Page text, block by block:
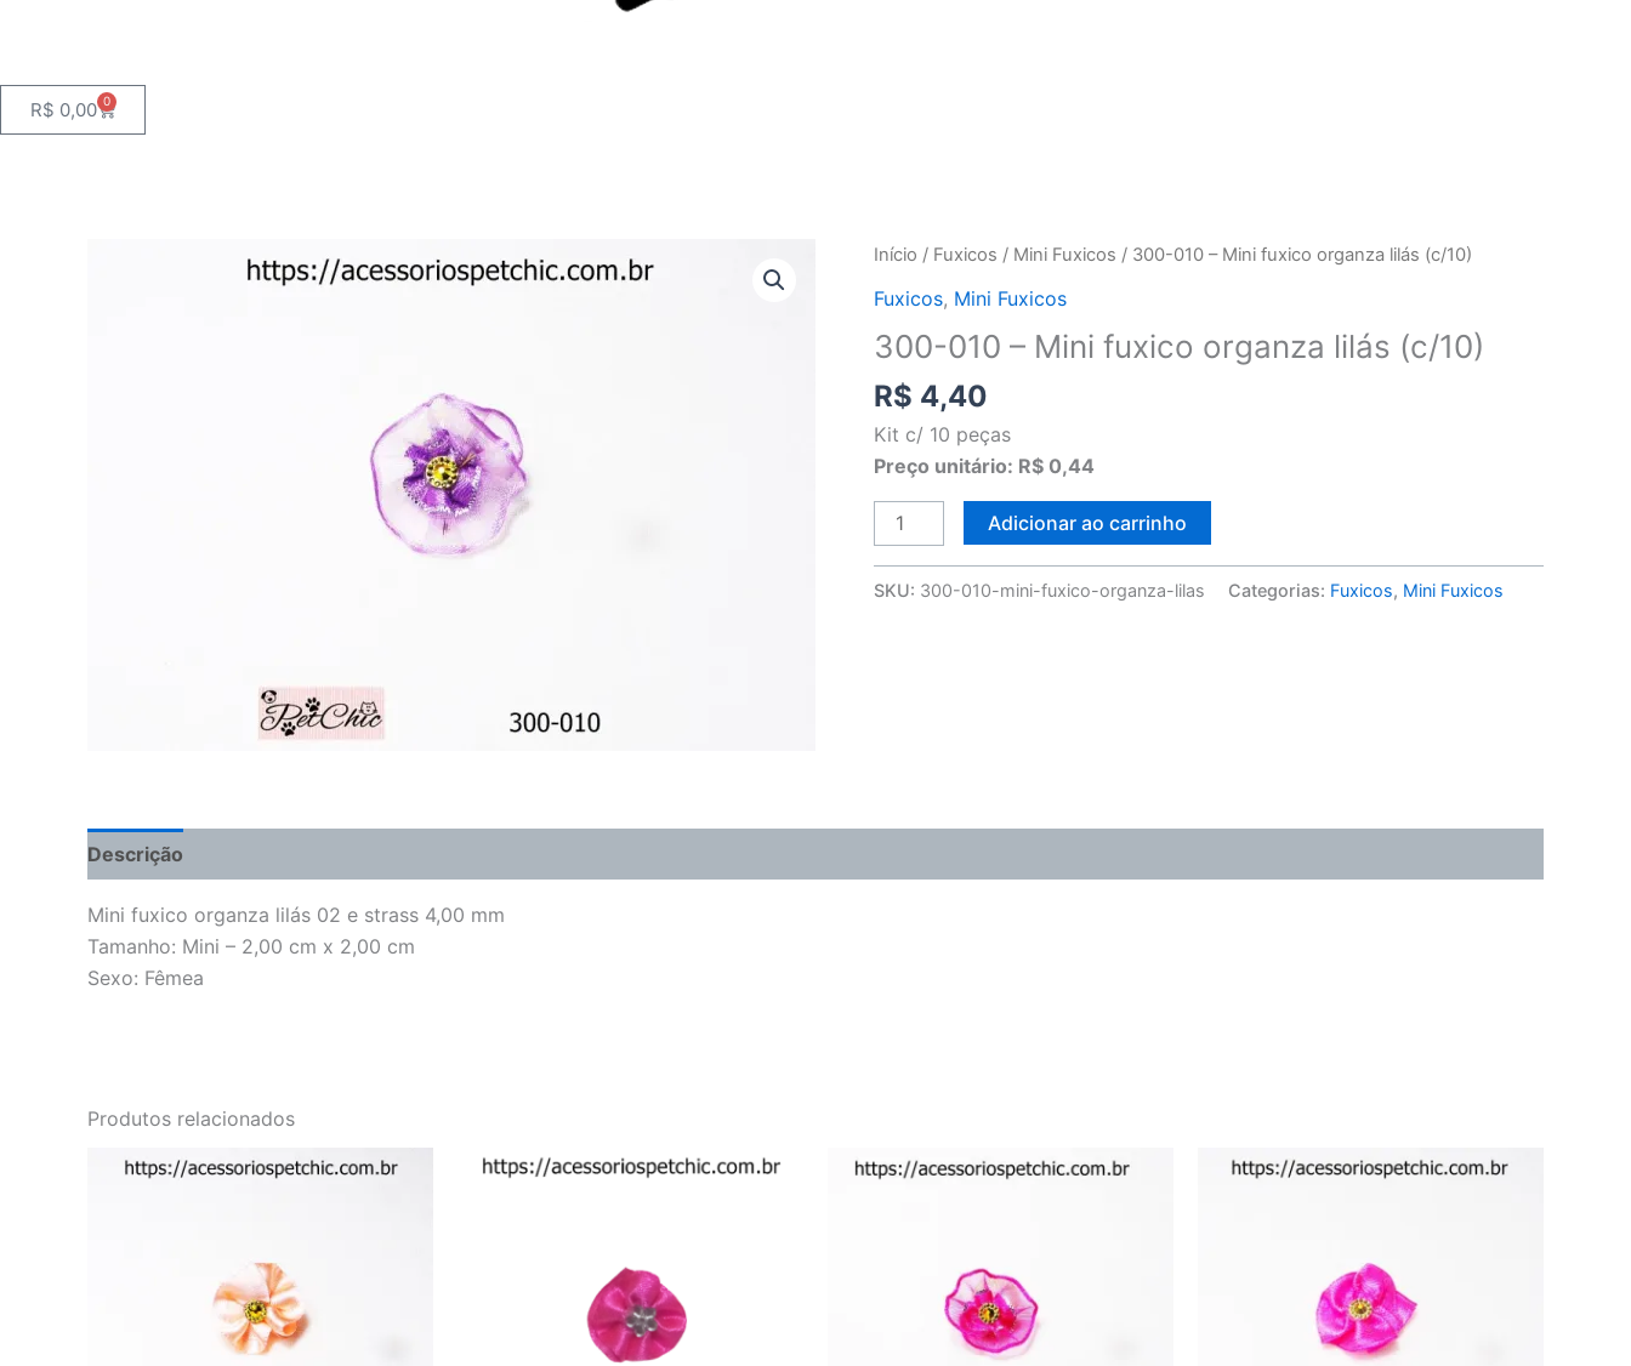
R$ 0,00 0
Cart
Início / Fuxicos / Mini Fuxicos / 300-010 – Mini fuxico organza lilás (c/10)
Fuxicos, Mini Fuxicos
300-010 – Mini fuxico organza lilás (c/10)
R$ 4,40
Kit c/ 10 peças
Preço unitário: R$ 0,44
300-
010
Mini
fuxico
organza
lilás
(c/10)
quantidade
Adicionar ao carrinho
SKU: 300-010-mini-fuxico-organza-lilas Categorias: Fuxicos, Mini Fuxicos
Descrição
Mini fuxico organza lilás 02 e strass 4,00 mm
Tamanho: Mini – 2,00 cm x 2,00 cm
Sexo: Fêmea
Produtos relacionados